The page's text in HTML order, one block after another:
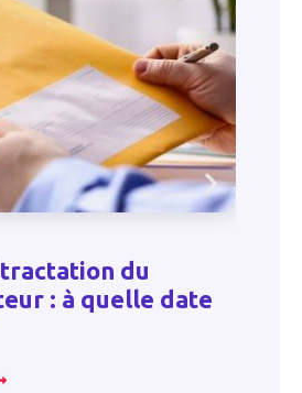
du
: à quelle date